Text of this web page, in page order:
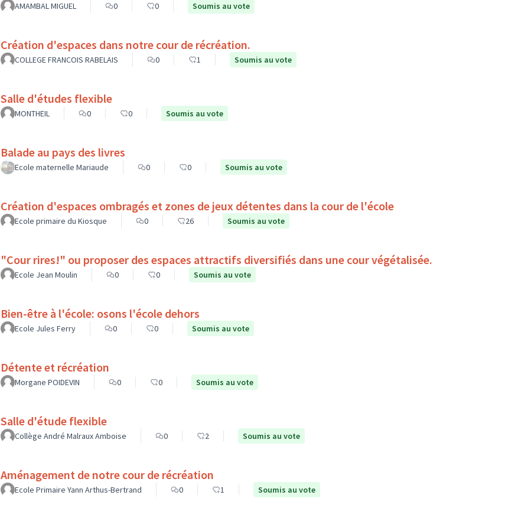
AMAMBAL MIGUEL 0 0 Soumis au vote
Création d'espaces dans notre cour de récréation.
COLLEGE FRANCOIS RABELAIS 0 1 Soumis au vote
Salle d'études flexible
MONTHEIL 0 0 Soumis au vote
Balade au pays des livres
Ecole maternelle Mariaude 0 0 Soumis au vote
Création d'espaces ombragés et zones de jeux détentes dans la cour de l'école
Ecole primaire du Kiosque 0 26 Soumis au vote
"Cour rires!" ou proposer des espaces attractifs diversifiés dans une cour végétalisée.
Ecole Jean Moulin 0 0 Soumis au vote
Bien-être à l'école: osons l'école dehors
Ecole Jules Ferry 0 0 Soumis au vote
Détente et récréation
Morgane POIDEVIN 0 0 Soumis au vote
Salle d'étude flexible
Collège André Malraux Amboise 0 2 Soumis au vote
Aménagement de notre cour de récréation
Ecole Primaire Yann Arthus-Bertrand 0 1 Soumis au vote